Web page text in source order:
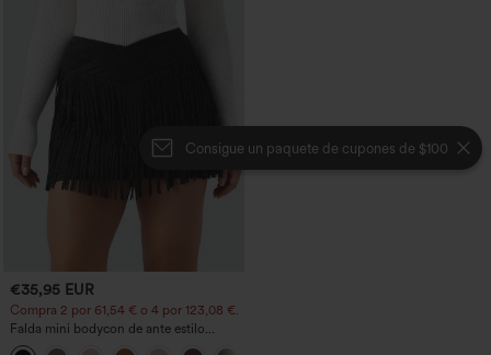
Consigue un paquete de cupones de $100
€35,95 EUR
Compra 2 por 61,54 € o 4 por 123,08 €.
Falda mini bodycon de ante estilo
crossover, talle alto, 2 en 1, dobladillo